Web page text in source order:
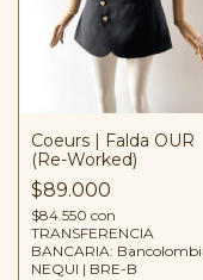
Coeurs | Falda OUR
(Re-Worked)
$89.000
$84.550 con
TRANSFERENCIA
BANCARIA:
NEQUI | BRE-B